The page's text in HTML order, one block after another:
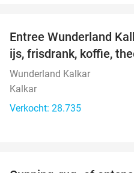
Entree Wunderland
ijs, frisdrank, koffie,
Wunderland Kalkar
Kalkar
Verkocht: 28.735